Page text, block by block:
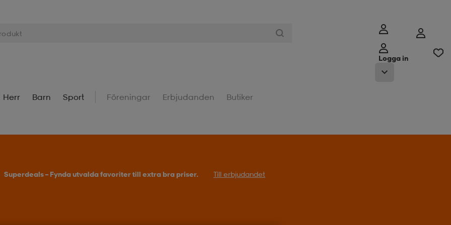
Logga in
Herr Barn Sport Föreningar Erbjudanden Butiker
Superdeals – Fynda utvalda favoriter till extra bra priser. Till erbjudandet